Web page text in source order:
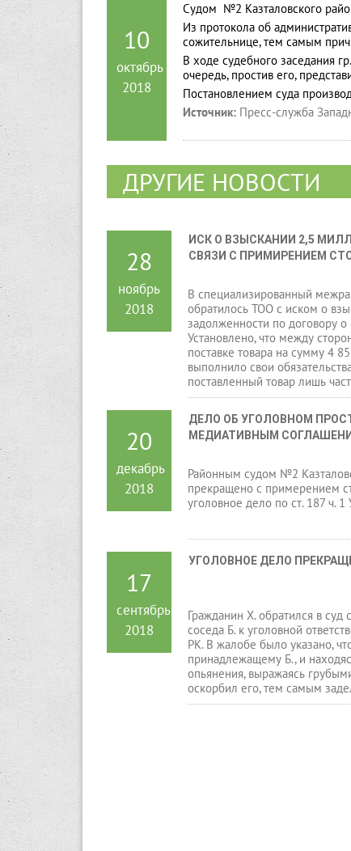
10
октябрь
2018
Судом №2 Казталовского
Из протокола об
сожительнице, тем самым
В ходе судебного заседания
очередь, простив его,
Постановлением суда
Источник: Пресс-служба
ДРУГИЕ НОВОСТИ
28
ноябрь
2018
ИСК О ВЗЫСКАНИИ 2,5
СВЯЗИ С ПРИМИРЕНИЕМ
В специализированный
обратилось ТОО с иском о
задолженности по договору о
Установлено, что между
поставке товара на сумму 4
выполнило свои
поставленный товар лишь
20
декабрь
2018
ДЕЛО ОБ УГОЛОВНОМ
МЕДИАТИВНЫМ
Районным судом №2
прекращено с примерением
уголовное дело по ст. 187 ч. 1
17
сентябрь
2018
УГОЛОВНОЕ ДЕЛО
Гражданин Х. обратился в
соседа Б. к уголовной
РК. В жалобе было указано,
принадлежащему Б., и
опьянения, выражаясь
оскорбил его, тем самым